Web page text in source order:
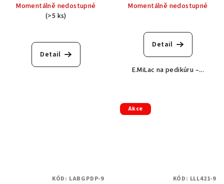
Momentálně nedostupné
(>5 ks)
Detail
Momentálně nedostupné
Detail
E.MiLac na pedikúru –...
KÓD: LABGPDP-9
Akce
KÓD: LLL421-9